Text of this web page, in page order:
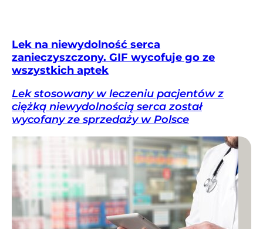
Lek na niewydolność serca
zanieczyszczony. GIF wycofuje go ze
wszystkich aptek
Lek stosowany w leczeniu pacjentów z
ciężką niewydolnością serca został
wycofany ze sprzedaży w Polsce